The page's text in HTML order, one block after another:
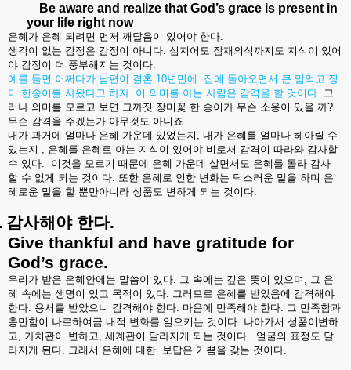
Be aware and realize that God’s grace is present in
your life right now
은혜가 은혜 되려면 먼저 깨달음이 있어야 한다
생각이 없는 감정은 감정이 아니다 심지어도 잠재의식까지도 지식이 있어
야 감정이 더 풍부해지는 것이다
예를 들면 어쩌다가 남편이 결혼 10년만에 집에 돌아오면서 큰 맘먹고 장
미 한송이를 사왔다고 하자 이 의미를 아는 사람은 감격을 할 것이다
그
러나 의미를 모르고 보면 그까짓 장미꽃 한 송이가 무슨 소용이 있을 까?
무슨 감격을 주겠는가 아무것도 아니죠
내가 과거에 얼마나 은혜 가운데 있었는지 내가 은혜를 얼마나 헤아릴 수
있는지
은혜를 은혜로 아는 지식이 있어야 비로서 감격이 따라와 감사할
수 있다 이것을 모르기 때문에 은혜 가운데 살면서도 은혜를 몰라 감사
할 수 없게 되는 것이다 또한 은혜로 인한 변화는 덕스러운 말을 하며 은
혜로운 말을 할 뿐만아니라 성품도 변하게 되는 것이다
감사해야 한다.
Give thankful and have gratitude for
God’s grace.
우리가 받은 은혜안에는 말씀이 있다 그 속에는 깊은 뜻이 있으며 그 은
혜 속에는 생명이 있고 목적이 있다 그러므로 은혜를 받았음에 감격해야
한다 용서를 받았으니 감격해야 한다 마음에 만족해야 한다 그 만족함과
충만함이 나로하여금 내적 변화를 일으키는 것이다 나아가서 성품이변하
고
가치관이 변하고 세계관이 달라지게 되는 것이다 얼굴의 표정도 달
라지게 된다 그래서 은혜에 대한 보답은 기쁨을 갖는 것이다